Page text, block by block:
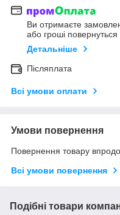
Ви отримаєте
або гроші
Детальніше
Післяплата
Всі умови оплати
Умови повернення
Повернення товару
Всі умови повернення
Подібні товари